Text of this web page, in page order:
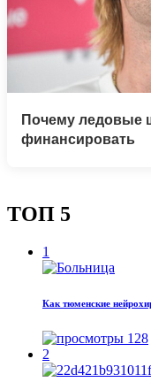
Почему ледовые
финансировать
ТОП 5
1
Как тюменские
128
2